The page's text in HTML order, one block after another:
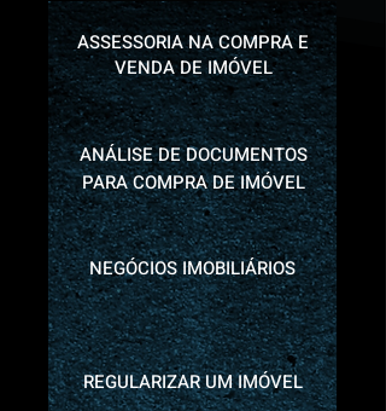
ASSESSORIA NA COMPRA E
VENDA DE IMÓVEL
NEGÓCIOS IMOBILIÁRIOS
REGULARIZAR UM IMÓVEL
ANÁLISE DE DOCUMENTOS
PARA COMPRA DE IMÓVEL